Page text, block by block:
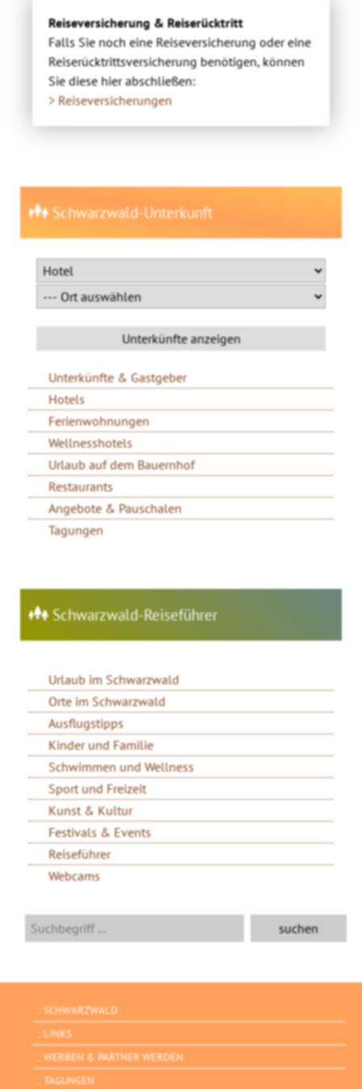
Reiseversicherung & Reiserücktritt
Falls Sie noch eine Reiseversicherung oder eine
Reiserücktrittsversicherung benötigen, können
Sie diese hier abschließen:
> Reiseversicherungen
Schwarzwald-Unterkunft
Unterkünfte & Gastgeber
Hotels
Ferienwohnungen
Wellnesshotels
Urlaub auf dem Bauernhof
Restaurants
Angebote & Pauschalen
Tagungen
Schwarzwald-Reiseführer
Urlaub im Schwarzwald
Orte im Schwarzwald
Ausflugstipps
Kinder und Familie
Schwimmen und Wellness
Sport und Freizeit
Kunst & Kultur
Festivals & Events
Reiseführer
Webcams
SCHWARZWALD
LINKS
WERBEN & PARTNER WERDEN
TAGUNGEN